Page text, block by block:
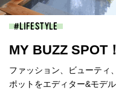
LIFESTYLE
MY BUZZ SPOT！
ファッション、ビューティ
ポットをエディター&モデ